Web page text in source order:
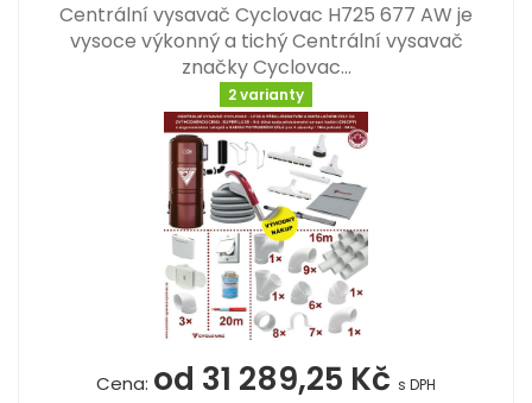
Centrální vysavač Cyclovac H725 677 AW je
vysoce výkonný a tichý Centrální vysavač
značky Cyclovac…
2 varianty
Cena: od 31 289,25 Kč s DPH